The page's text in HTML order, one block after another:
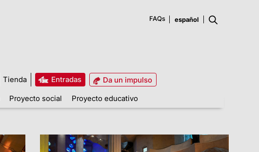
FAQs
Tienda Entradas
Da un impulso
Proyecto social Proyecto educativo